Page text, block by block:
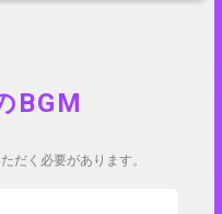
BGM
だく必要があります。
で試聴